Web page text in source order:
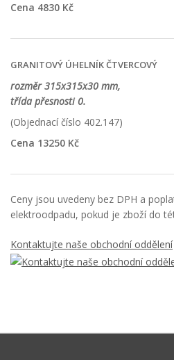
Cena 4830 Kč
GRANITOVÝ ÚHELNÍK ČTVERCOVÝ
rozměr 315x315x30 mm,
třída přesnosti 0.
(Objednací číslo 402.147)
Cena 13250 Kč
Ceny jsou uvedeny bez DPH a
elektroodpadu, pokud je zboží do
Kontaktujte naše obchodní oddělení